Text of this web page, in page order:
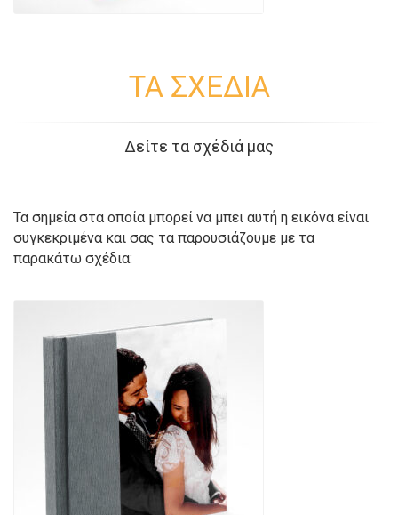
ΤΑ ΣΧΕΔΙΑ
Δείτε τα σχέδιά μας
Τα σημεία στα οποία μπορεί να μπει αυτή η εικόνα είναι
συγκεκριμένα και σας τα παρουσιάζουμε με τα
παρακάτω σχέδια: